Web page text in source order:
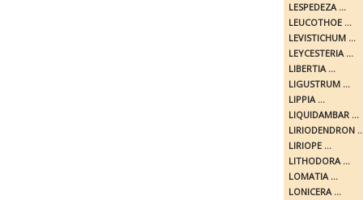
LESPEDEZA ...
LEUCOTHOE ...
LEVISTICHUM ...
LEYCESTERIA ...
LIBERTIA ...
LIGUSTRUM ...
LIPPIA ...
LIQUIDAMBAR ...
LIRIODENDRON
LIRIOPE ...
LITHODORA ...
LOMATIA ...
LONICERA ...